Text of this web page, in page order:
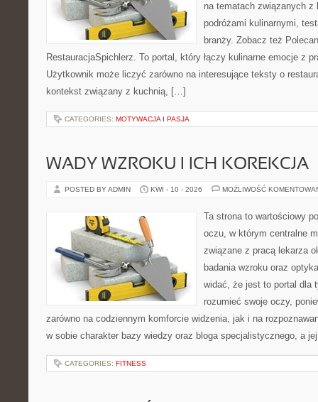
na tematach związanych z
podróżami kulinarnymi,
branży. Zobacz też
RestauracjaSpichlerz. To portal, który łączy kulinarne emocje z
Użytkownik może liczyć zarówno na interesujące teksty o
kontekst związany z kuchnią, […]
CATEGORIES: MOTYWACJA I PASJA
WADY WZROKU I ICH KOREKCJA
POSTED BY ADMIN KWI - 10 - 2026 MOŻLIWOŚĆ
Ta strona to wartościowy
oczu, w którym centralne
związane z pracą lekarza
badania wzroku oraz
widać, że jest to portal dla
rozumieć swoje oczy,
zarówno na codziennym komforcie widzenia, jak i na
w sobie charakter bazy wiedzy oraz bloga specjalistycznego, a
CATEGORIES: FITNESS